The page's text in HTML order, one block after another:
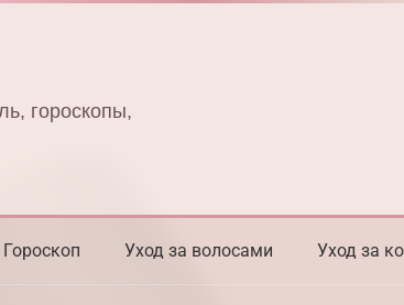
гороскопы,
Гороскоп Уход за волосами Уход за